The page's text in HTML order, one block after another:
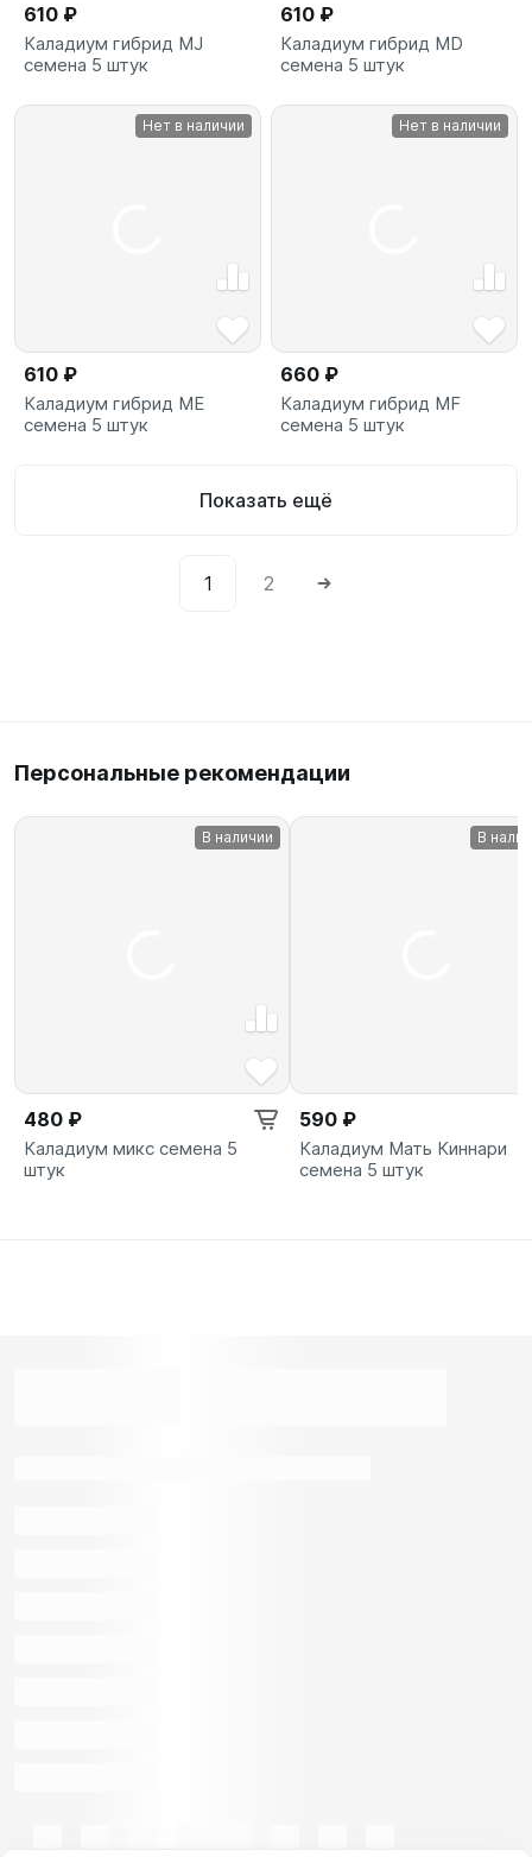
610 ₽
Каладиум гибрид MJ
семена 5 штук
610 ₽
Каладиум гибрид MD
семена 5 штук
Нет в наличии
610 ₽
Каладиум гибрид ME
семена 5 штук
Нет в наличии
660 ₽
Каладиум гибрид MF
семена 5 штук
Показать ещё
1 2
Персональные рекомендации
В наличии
480 ₽
Каладиум микс семена 5
штук
В
590 ₽
Каладиум Мать Киннари
семена 5 штук